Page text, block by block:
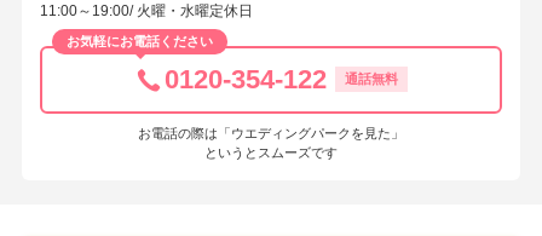
11:00～19:00/ 火曜・水曜定休日
お気軽にお電話ください
0120-354-122 通話無料
お電話の際は「ウエディングパークを見た」
というとスムーズです